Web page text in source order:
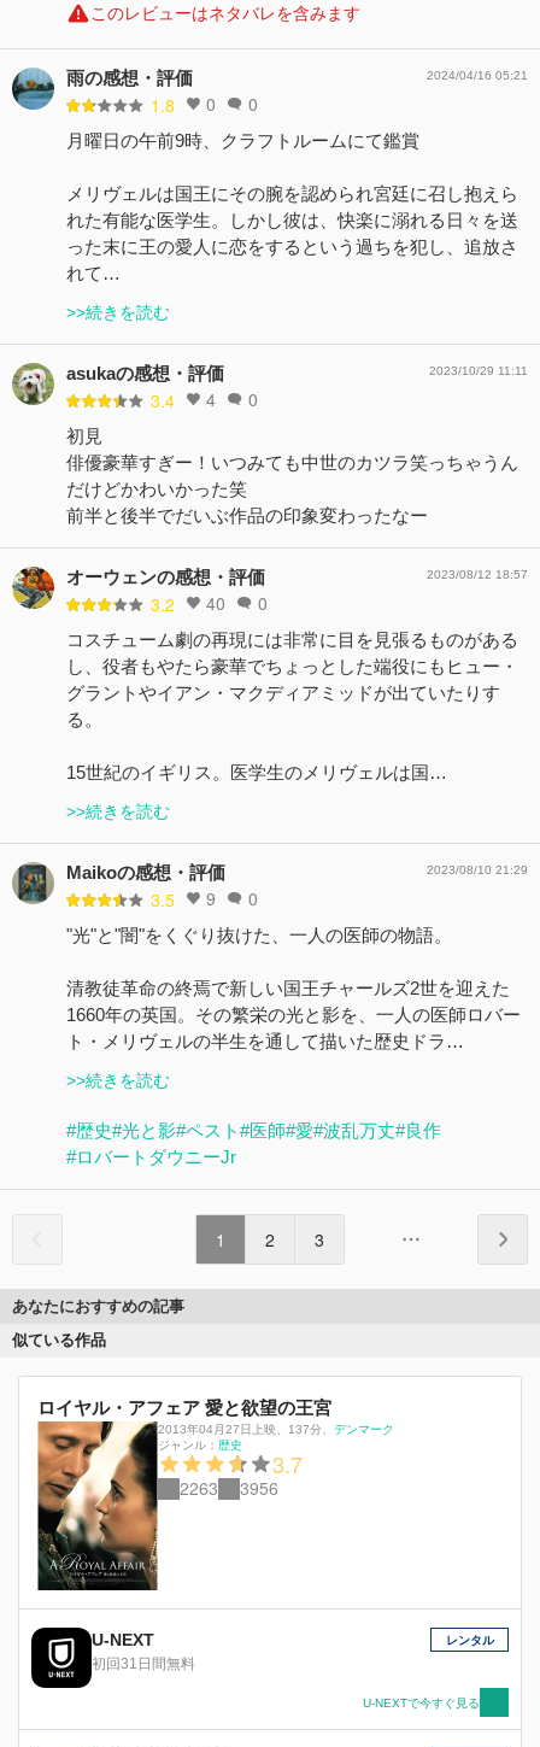
このレビューはネタバレを含みます
雨の感想・評価
1.8 0 0
2024/04/16 05:21
月曜日の午前9時、クラフトルームにて鑑賞
メリヴェルは国王にその腕を認められ宮廷に召し抱えら
れた有能な医学生。しかし彼は、快楽に溺れる日々を送
った末に王の愛人に恋をするという過ちを犯し、追放さ
れて…
>>続きを読む
asukaの感想・評価
3.4 4 0
2023/10/29 11:11
初見
俳優豪華すぎー！いつみても中世のカツラ笑っちゃうん
だけどかわいかった笑
前半と後半でだいぶ作品の印象変わったなー
オーウェンの感想・評価
3.2 40 0
2023/08/12 18:57
コスチューム劇の再現には非常に目を見張るものがある
し、役者もやたら豪華でちょっとした端役にもヒュー・
グラントやイアン・マクディアミッドが出ていたりす
る。
15世紀のイギリス。医学生のメリヴェルは国…
>>続きを読む
Maikoの感想・評価
3.5 9 0
2023/08/10 21:29
"光"と"闇"をくぐり抜けた、一人の医師の物語。
清教徒革命の終焉で新しい国王チャールズ2世を迎えた
1660年の英国。その繁栄の光と影を、一人の医師ロバー
ト・メリヴェルの半生を通して描いた歴史ドラ…
>>続きを読む
#歴史#光と影#ペスト#医師#愛#波乱万丈#良作
#ロバートダウニーJr
1 2 3
あなたにおすすめの記事
似ている作品
ロイヤル・アフェア 愛と欲望の王宮
2013年04月27日上映 137分
デンマーク
ジャンル： 歴史
3.7
2263 3956
U-NEXT
初回31日間無料
レンタル
U-NEXTで今すぐ見る